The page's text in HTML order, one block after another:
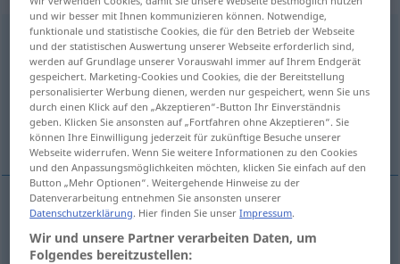
Autogrammn <-s;-e>
Übersicht aller Übersetzungen
(Für mehr Details die Übersetzung anklicken/antippen)
autogram
Autogramm
und wir besser mit Ihnen kommunizieren können. Notwendige,
funktionale und statistische Cookies, die für den Betrieb der Webseite
und der statistischen Auswertung unserer Webseite erforderlich sind,
werden auf Grundlage unserer Vorauswahl immer auf Ihrem Endgerät
gespeichert. Marketing-Cookies und Cookies, die der Bereitstellung
personalisierter Werbung dienen, werden nur gespeichert, wenn Sie uns
durch einen Klick auf den „Akzeptieren“-Button Ihr Einverständnis
geben. Klicken Sie ansonsten auf „Fortfahren ohne Akzeptieren“. Sie
können Ihre Einwilligung jederzeit für zukünftige Besuche unserer
Webseite widerrufen. Wenn Sie weitere Informationen zu den Cookies
und den Anpassungsmöglichkeiten möchten, klicken Sie einfach auf den
Button „Mehr Optionen“. Weitergehende Hinweise zu der
Datenverarbeitung entnehmen Sie ansonsten unserer
Datenschutzerklärung. Hier finden Sie unserImpressum.
Wir und unsere Partner verarbeiten Daten, um
Folgendes bereitzustellen: